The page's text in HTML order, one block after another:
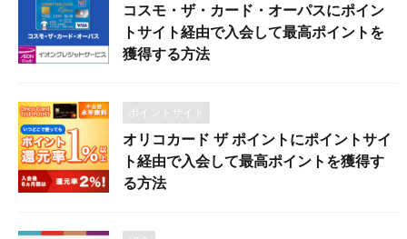
コスモ・ザ・カード・オーパスにポイン
トサイト経由で入会して最高ポイントを
獲得する方法
ポイントサイト
オリコカード ザ ポイントにポイントサイ
ト経由で入会して最高ポイントを獲得す
る方法